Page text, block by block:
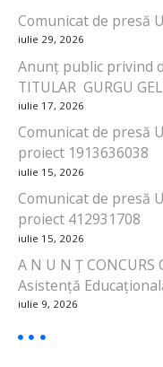
î
n
a
r
t
i
c
o
l
e
Comunicat de presă
iulie 29, 2026
Anunț public privind
TITULAR GURGU
iulie 17, 2026
Comunicat de presă
proiect 1913636038
iulie 15, 2026
Comunicat de presă
proiect 412931708
iulie 15, 2026
A N U N Ț
Asistență
iulie 9, 2026